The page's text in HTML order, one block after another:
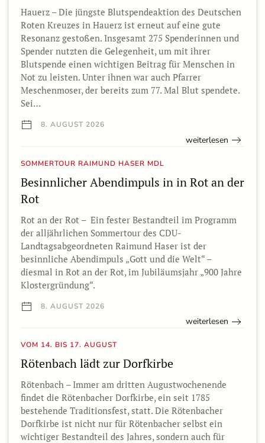
Hauerz – Die jüngste Blutspendeaktion des Deutschen
Roten Kreuzes in Hauerz ist erneut auf eine gute
Resonanz gestoßen. Insgesamt 275 Spenderinnen und
Spender nutzten die Gelegenheit, um mit ihrer
Blutspende einen wichtigen Beitrag für Menschen in
Not zu leisten. Unter ihnen war auch Pfarrer
Meschenmoser, der bereits zum 77. Mal Blut spendete.
Sei…
8. AUGUST 2026
weiterlesen
SOMMERTOUR RAIMUND HASER MDL
Besinnlicher Abendimpuls in in Rot an der
Rot
Rot an der Rot – Ein fester Bestandteil im Programm
der alljährlichen Sommertour des CDU-
Landtagsabgeordneten Raimund Haser ist der
besinnliche Abendimpuls „Gott und die Welt“ –
diesmal in Rot an der Rot, im Jubiläumsjahr „900 Jahre
Klostergründung“.
8. AUGUST 2026
weiterlesen
VOM 14. BIS 17. AUGUST
Rötenbach lädt zur Dorfkirbe
Rötenbach – Immer am dritten Augustwochenende
findet die Rötenbacher Dorfkirbe, ein seit 1785
bestehende Traditionsfest, statt. Die Rötenbacher
Dorfkirbe ist nicht nur für Rötenbacher selbst ein
wichtiger Bestandteil des Jahres, sondern auch für